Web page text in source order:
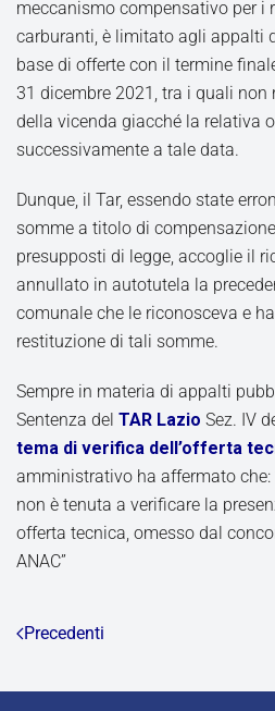
meccanismo compensativo per i
carburanti, è limitato agli appalti
base di offerte con il termine
31 dicembre 2021, tra i quali non
della vicenda giacché la relativa
successivamente a tale data.
Dunque, il Tar, essendo state
somme a titolo di
presupposti di legge, accoglie il
annullato in autotutela la
comunale che le riconosceva e
restituzione di tali somme.
Sempre in materia di appalti
Sentenza del TAR Lazio Sez. IV
tema di verifica dell’offerta
amministrativo ha affermato
non è tenuta a verificare la
offerta tecnica, omesso dal
ANAC”
Precedenti